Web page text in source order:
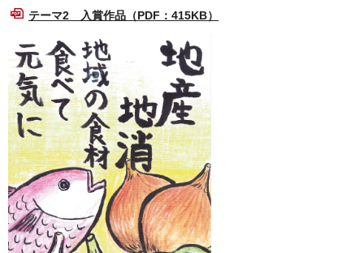
テーマ2 入賞作品（PDF：415KB）